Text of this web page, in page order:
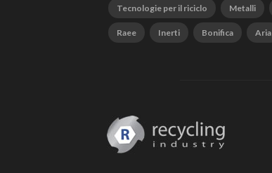
Tecnologie per il riciclo Metalli
Raee Inerti Bonifica Aria